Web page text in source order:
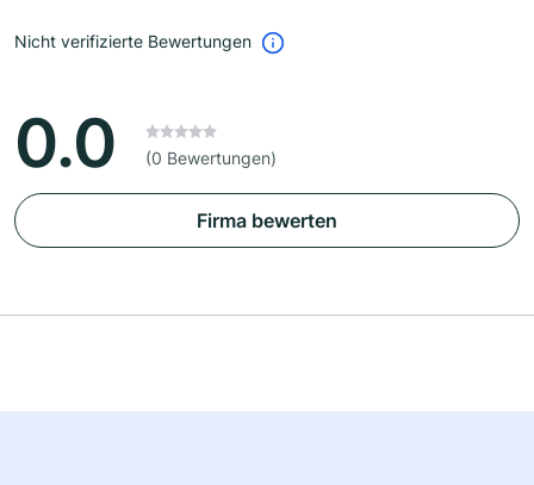
Nicht verifizierte Bewertungen
0.0 (0 Bewertungen)
Firma bewerten